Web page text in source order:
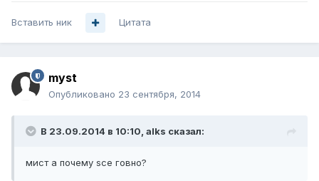
Вставить ник Цитата
myst
Опубликовано 23 сентября, 2014
В 23.09.2014 в 10:10, alks сказал:
мист а почему sce говно?